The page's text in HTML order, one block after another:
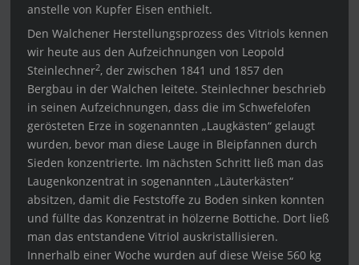
anstelle von Kupfer Eisen enthielt.
Den Walchener Herstellungsprozess des Vitriols kennen
wir heute aus den Aufzeichnungen von Leopold
Steinlechner2, der zwischen 1841 und 1857 den
Bergbau in der Walchen leitete. Steinlechner beschrieb
in seinen Aufzeichnungen, dass die im Schwefelofen
gerösteten Erze in sogenannten „Laugkästen“ gelaugt
wurden, bevor man diese Lauge in Bleipfannen durch
Sieden konzentrierte. Im nächsten Schritt ließ man das
Laugenkonzentrat in sogenannten „Läuterkästen“
absitzen, damit die Feststoffe zu Boden sinken konnten
und füllte das Konzentrat in hölzerne Bottiche. Dort ließ
man das entstandene Vitriol auskristallisieren.
Innerhalb einer Woche wurden auf diese Weise 560 kg